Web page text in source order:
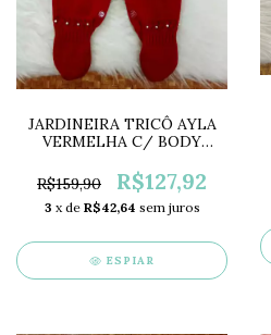
JARDINEIRA TRICÔ AYLA
VERMELHA C/ BODY
R$159,90
R$127,92
3 x de R$42,64 sem juros
ESPIAR